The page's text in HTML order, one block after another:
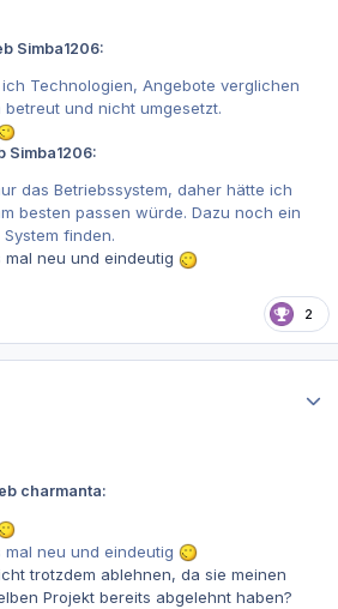
Simba1206:
Technologien, Angebote verglichen
und nicht umgesetzt.
Simba1206:
das Betriebssystem, daher hätte ich
besten passen würde. Dazu noch ein
finden.
neu und eindeutig
2
charmanta:
neu und eindeutig
trotzdem ablehnen, da sie meinen
Projekt bereits abgelehnt haben?